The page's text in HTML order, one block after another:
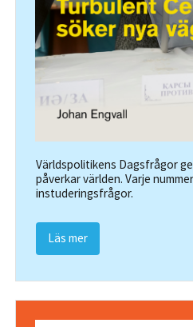
Världspolitikens Dagsfrågor
påverkar världen. Varje
instuderingsfrågor.
Läs mer